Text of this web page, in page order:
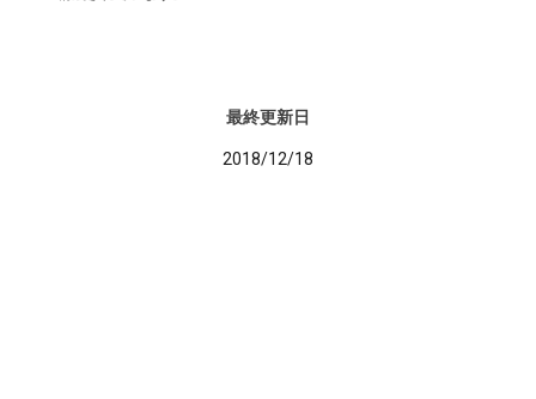
最終更新日
2018/12/18